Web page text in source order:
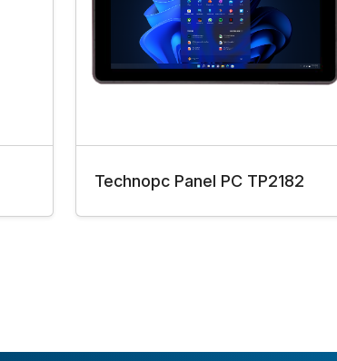
Technopc Panel PC TP2182